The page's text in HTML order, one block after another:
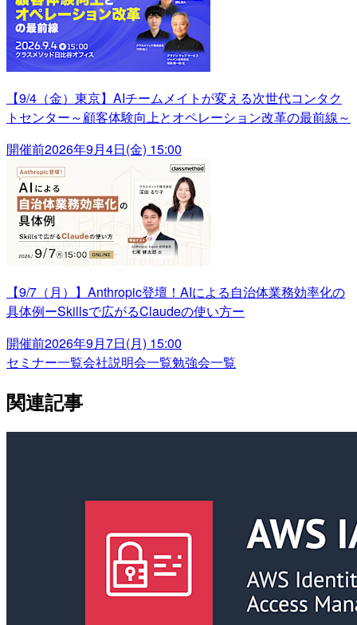
【9/4（金）東京】AIチームメイトが変える次世代コンタク
トセンター～顧客体験向上とオペレーション改革の最前線～
開催前2026年9月4日(金) 15:00
【9/7（月）】Anthropic登壇！AIによる自治体業務効率化の
具体例ーSkillsで広がるClaudeの使い方ー
開催前2026年9月7日(月) 15:00
セミナー一覧会社説明会一覧勉強会一覧
関連記事